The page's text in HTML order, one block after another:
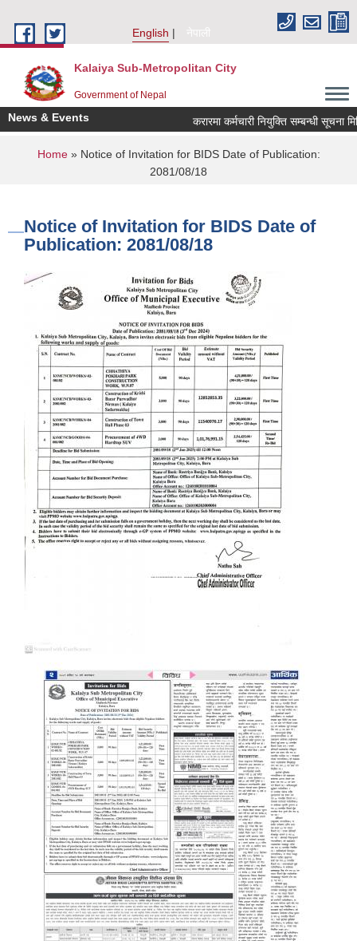
English
नेपाली
Kalaiya Sub-Metropolitan City
Government of Nepal
News & Events करारमा कर्मचारी नियुक्ति सम्बन्धी सूचना
You are here
Home» Notice of Invitation for BIDS Date of Publication:
2081/08/18
Notice of Invitation for BIDS Date of
Publication: 2081/08/18